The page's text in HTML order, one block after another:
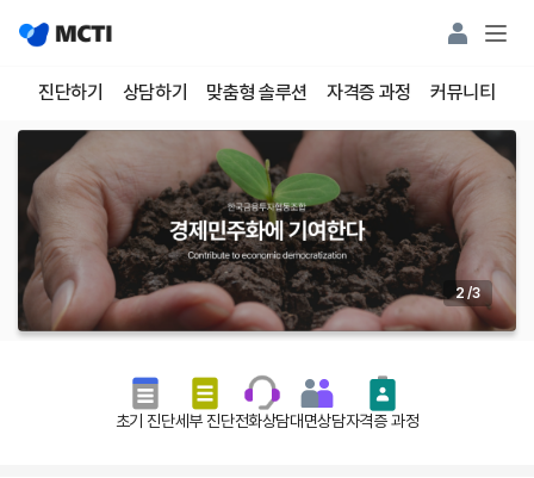
진단하기 상담하기 맞춤형 솔루션 자격증 과정 커뮤니티
2 /3
초기 진단세부 진단전화상담대면상담자격증 과정